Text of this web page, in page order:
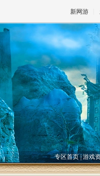
新网游
专区首页|游戏